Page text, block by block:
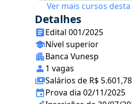
Ver mais cursos
Detalhes
Edital 001/2025
Nível superior
Banca Vunesp
1 vagas
Salários de R$ 5.601,78
Prova dia 02/11/2025